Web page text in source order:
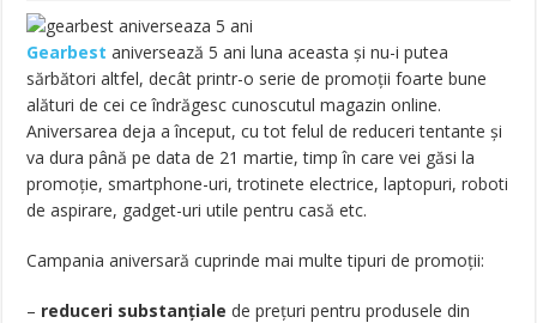
Gearbestaniversează 5 ani luna aceasta și nu-i putea
sărbători altfel, decât printr-o serie de promoții foarte bune
alături de cei ce îndrăgesc cunoscutul magazin online.
Aniversarea deja a început, cu tot felul de reduceri tentante și
va dura până pe data de 21 martie, timp în care vei găsi la
promoție, smartphone-uri, trotinete electrice, laptopuri, roboti
de aspirare, gadget-uri utile pentru casă etc.
Campania aniversară cuprinde mai multe tipuri de promoții:
– reduceri substanțiale de prețuri pentru produsele din